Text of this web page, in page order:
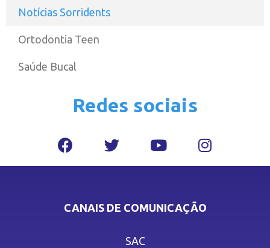
Notícias Sorridents
Ortodontia Teen
Saúde Bucal
Redes sociais
CANAIS DE COMUNICAÇÃO
SAC